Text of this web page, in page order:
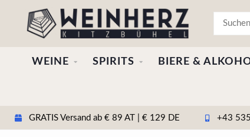
WEINE SPIRITS BIERE &
GRATIS Versand ab € 89 AT | € 129 DE +43